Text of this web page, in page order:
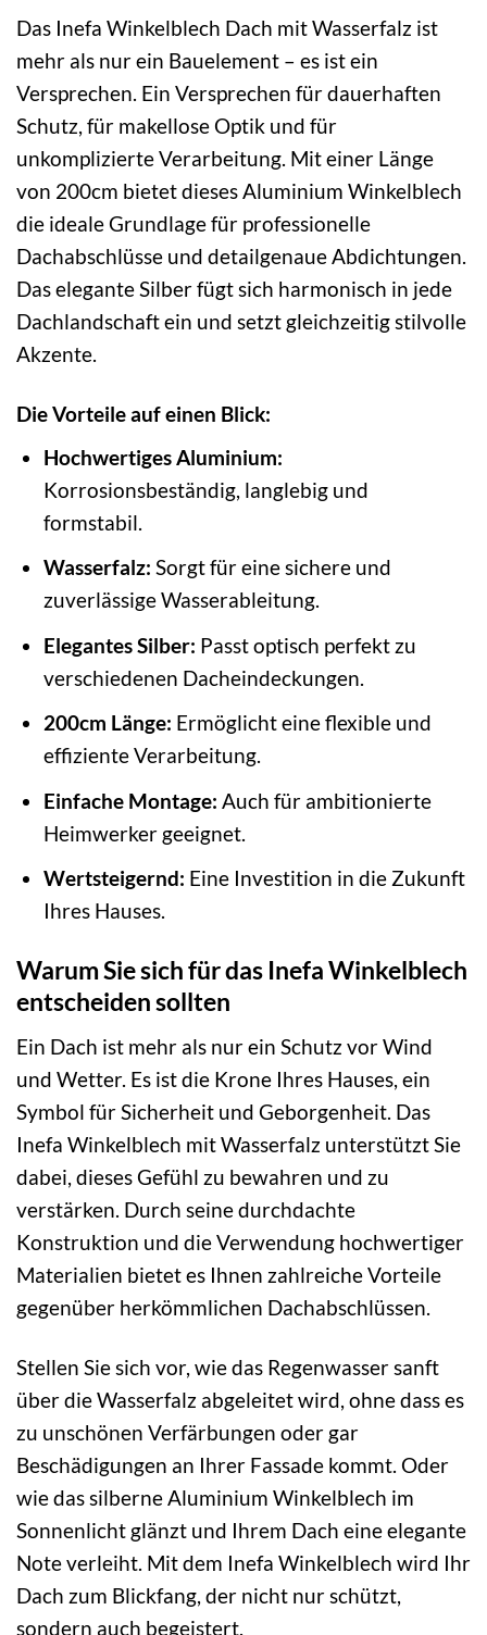
Das Inefa Winkelblech Dach mit Wasserfalz ist
mehr als nur ein Bauelement – es ist ein
Versprechen. Ein Versprechen für dauerhaften
Schutz, für makellose Optik und für
unkomplizierte Verarbeitung. Mit einer Länge
von 200cm bietet dieses Aluminium Winkelblech
die ideale Grundlage für professionelle
Dachabschlüsse und detailgenaue Abdichtungen.
Das elegante Silber fügt sich harmonisch in jede
Dachlandschaft ein und setzt gleichzeitig stilvolle
Akzente.
Die Vorteile auf einen Blick:
Hochwertiges Aluminium:
Korrosionsbeständig, langlebig und
formstabil.
Wasserfalz: Sorgt für eine sichere und
zuverlässige Wasserableitung.
Elegantes Silber: Passt optisch perfekt zu
verschiedenen Dacheindeckungen.
200cm Länge: Ermöglicht eine flexible und
effiziente Verarbeitung.
Einfache Montage: Auch für ambitionierte
Heimwerker geeignet.
Wertsteigernd: Eine Investition in die Zukunft
Ihres Hauses.
Warum Sie sich für das Inefa Winkelblech
entscheiden sollten
Ein Dach ist mehr als nur ein Schutz vor Wind
und Wetter. Es ist die Krone Ihres Hauses, ein
Symbol für Sicherheit und Geborgenheit. Das
Inefa Winkelblech mit Wasserfalz unterstützt Sie
dabei, dieses Gefühl zu bewahren und zu
verstärken. Durch seine durchdachte
Konstruktion und die Verwendung hochwertiger
Materialien bietet es Ihnen zahlreiche Vorteile
gegenüber herkömmlichen Dachabschlüssen.
Stellen Sie sich vor, wie das Regenwasser sanft
über die Wasserfalz abgeleitet wird, ohne dass es
zu unschönen Verfärbungen oder gar
Beschädigungen an Ihrer Fassade kommt. Oder
wie das silberne Aluminium Winkelblech im
Sonnenlicht glänzt und Ihrem Dach eine elegante
Note verleiht. Mit dem Inefa Winkelblech wird Ihr
Dach zum Blickfang, der nicht nur schützt,
sondern auch begeistert.